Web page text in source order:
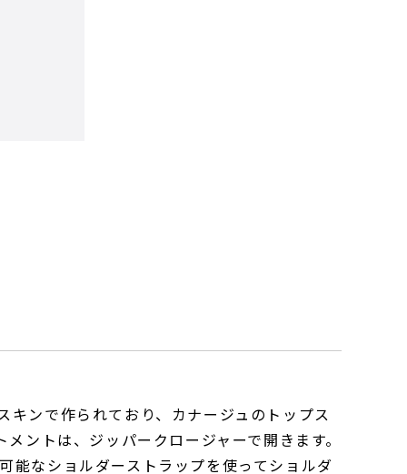
ンで作られており、カナージュのトップス
ントは、ジッパークロージャーで開きます。
能なショルダーストラップを使ってショルダ